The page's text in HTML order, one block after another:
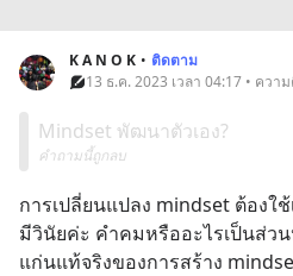
K A N O K • ติดตาม
13 ธ.ค. 2023 เวลา 04:17 • ควา
Mindset พัฒนาตัวเอง?
คำถามนี้ถูกลบ
การเปลี่ยนแปลง mindset ต้องใ
มีวินัยค่ะ คำคมหรืออะไรเป็นส่ว
แก่นแท้จริงของการสร้าง